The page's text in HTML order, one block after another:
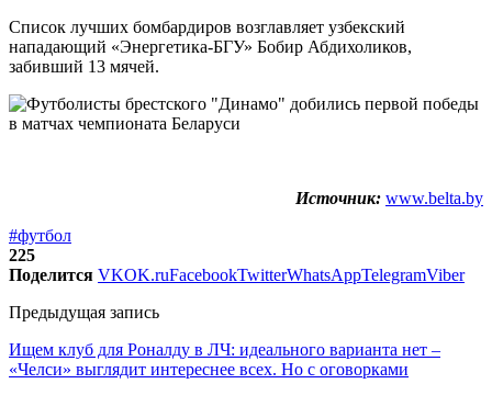
Список лучших бомбардиров возглавляет узбекский
нападающий «Энергетика-БГУ» Бобир Абдихоликов,
забивший 13 мячей.
Источник: www.belta.by
#футбол
225
Поделится VKOK.ruFacebookTwitterWhatsAppTelegramViber
Предыдущая запись
Ищем клуб для Роналду в ЛЧ: идеального варианта нет –
«Челси» выглядит интереснее всех. Но с оговорками